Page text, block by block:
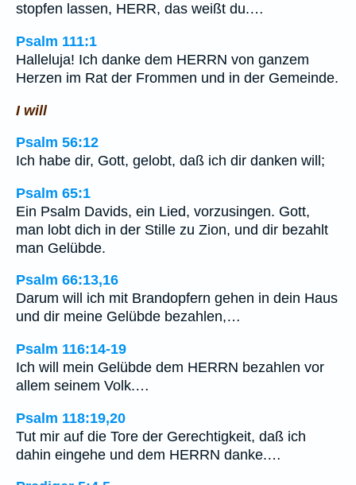
stopfen lassen, HERR, das weißt du.…
Psalm 111:1
Halleluja! Ich danke dem HERRN von ganzem
Herzen im Rat der Frommen und in der Gemeinde.
I will
Psalm 56:12
Ich habe dir, Gott, gelobt, daß ich dir danken will;
Psalm 65:1
Ein Psalm Davids, ein Lied, vorzusingen. Gott,
man lobt dich in der Stille zu Zion, und dir bezahlt
man Gelübde.
Psalm 66:13,16
Darum will ich mit Brandopfern gehen in dein Haus
und dir meine Gelübde bezahlen,…
Psalm 116:14-19
Ich will mein Gelübde dem HERRN bezahlen vor
allem seinem Volk.…
Psalm 118:19,20
Tut mir auf die Tore der Gerechtigkeit, daß ich
dahin eingehe und dem HERRN danke.…